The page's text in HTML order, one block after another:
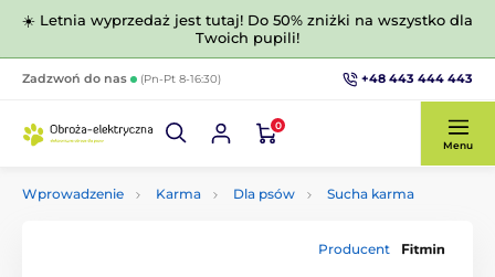
☀️ Letnia wyprzedaż jest tutaj! Do 50% zniżki na wszystko dla
Twoich pupili!
Zadzwoń do nas (Pn-Pt 8-16:30) +48 443 444 443
0
Menu
Wprowadzenie Karma Dla psów Sucha karma
Producent